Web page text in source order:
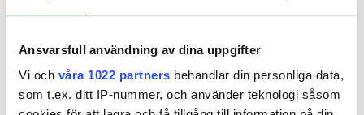
Ansvarsfull användning av dina uppgifter
Vi och våra 1022 partners behandlar din personliga data,
som t.ex. ditt IP-nummer, och använder teknologi såsom